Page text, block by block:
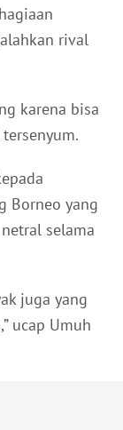
rival
karena bisa
Borneo yang
selama
juga yang
ucap Umuh